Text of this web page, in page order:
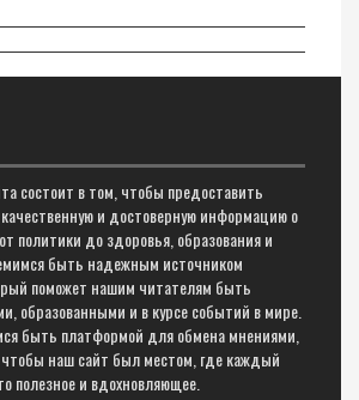
состоит в том, чтобы предоставить
и достоверную информацию о
политики до здоровья, образования и
быть надежным источником
поможет нашим читателям быть
образованными и в курсе событий в мире.
быть платформой для обмена мнениями,
наш сайт был местом, где каждый
полезное и вдохновляющее.